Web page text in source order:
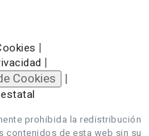
|
|
Cookies |
prohibida la redistribución
contenidos de esta web sin su